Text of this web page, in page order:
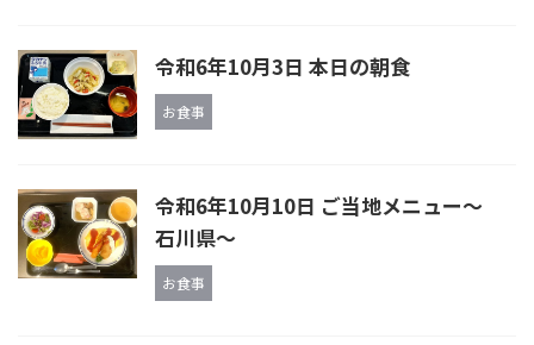
令和6年10月3日 本日の朝食
お食事
令和6年10月10日 ご当地メニュー〜
石川県〜
お食事